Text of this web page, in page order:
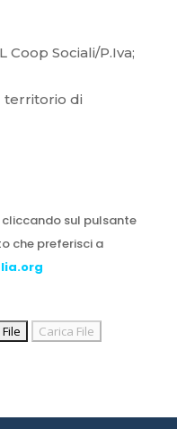
Coop Sociali/P.Iva;
territorio di
sul pulsante
che preferisci a